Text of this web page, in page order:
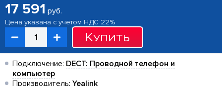
17 591 руб.
Цена указана с учетом НДС 22%
Купить
Подключение: DECT: Проводной телефон и
компьютер
Производитель: Yealink